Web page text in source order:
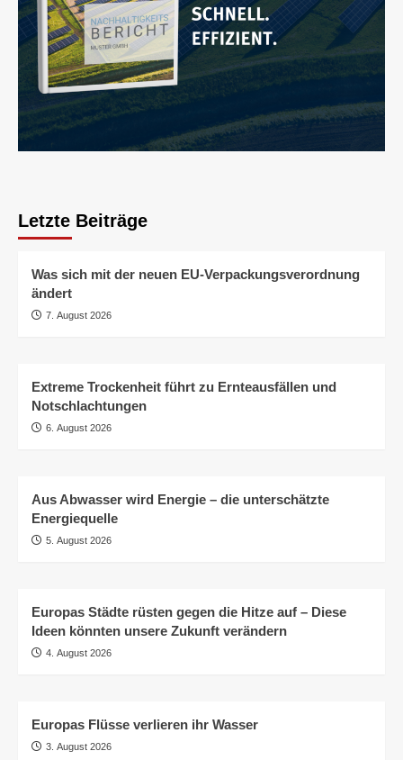
Letzte Beiträge
Was sich mit der neuen EU-Verpackungsverordnung
ändert
7. August 2026
Extreme Trockenheit führt zu Ernteausfällen und
Notschlachtungen
6. August 2026
Aus Abwasser wird Energie – die unterschätzte
Energiequelle
5. August 2026
Europas Städte rüsten gegen die Hitze auf – Diese
Ideen könnten unsere Zukunft verändern
4. August 2026
Europas Flüsse verlieren ihr Wasser
3. August 2026